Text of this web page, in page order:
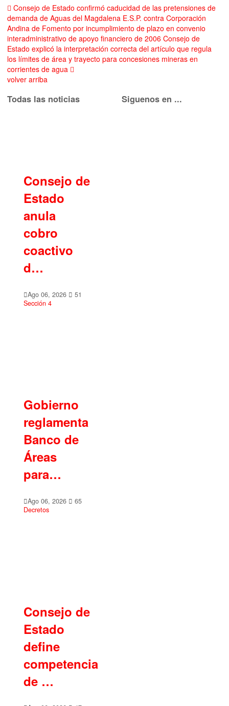
Consejo de Estado confirmó caducidad de las pretensiones de
demanda de Aguas del Magdalena E.S.P. contra Corporación
Andina de Fomento por incumplimiento de plazo en convenio
interadministrativo de apoyo financiero de 2006 Consejo de
Estado explicó la interpretación correcta del artículo que regula
los límites de área y trayecto para concesiones mineras en
corrientes de agua
volver arriba
Todas las noticias
Consejo de
Estado
anula
cobro
coactivo
d…
Ago 06, 2026
51
Sección 4
Gobierno
reglamenta
Banco de
Áreas
para…
Ago 06, 2026
65
Decretos
Consejo de
Estado
define
competencia
de …
Siguenos en ...